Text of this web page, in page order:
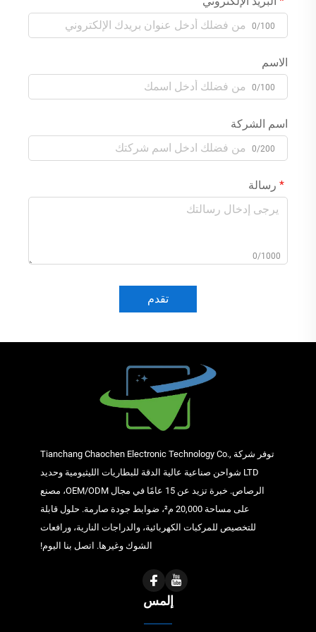
0/100
الاسم
0/100
اسم الشركة
0/200
رسالة
0/1000
تقدم
توفر شركة Tianchang Chaochen Electronic Technology Co.,
LTD شواحن صناعية عالية الدقة للبطاريات الليثيومية وحديد
الرصاص. خبرة تزيد عن 15 عامًا في مجال OEM/ODM، مصنع
على مساحة 20,000 م²، ضوابط جودة صارمة. حلول قابلة
للتخصيص للمركبات الكهربائية، والدراجات النارية، ورافعات
الشوك وغيرها. اتصل بنا اليوم!
إلمس